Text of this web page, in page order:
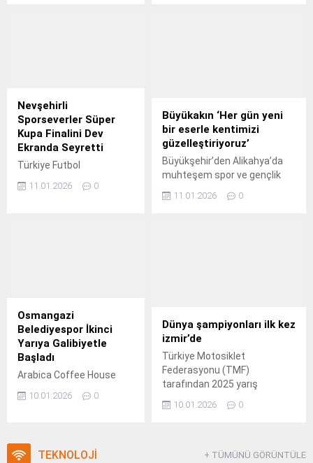
Nevşehirli
Sporseverler Süper
Kupa Finalini Dev
Ekranda Seyretti
Türkiye Futbol
Federasyonu tarafından
düzenlenen Süper Kupa
11.01.2026 0
Büyükakın ‘Her gün yeni
bir eserle kentimizi
güzelleştiriyoruz’
Büyükşehir’den Alikahya’da
muhteşem spor ve gençlik
11.01.2026 0
Osmangazi
Belediyespor İkinci
Yarıya Galibiyetle
Başladı
Arabica Coffee House
10.01.2026 0
Dünya şampiyonları ilk kez
izmir’de
Türkiye Motosiklet
Federasyonu (TMF)
tarafından 2025 yarış
sezonunda sınıflarında
dereceye giren sporcuların
Ocak 2025 Cumartesi
10.01.2026 0
TEKNOLOJİ + TÜMÜNÜ GÖRÜNTÜLE